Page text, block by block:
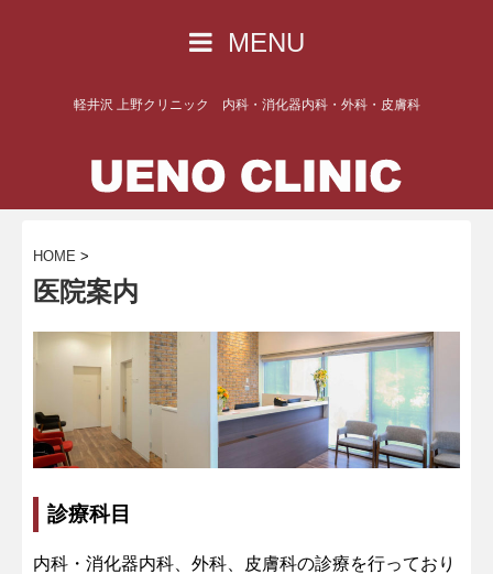
MENU
軽井沢 上野クリニック 内科・消化器内科・外科・皮膚科
HOME >
医院案内
診療科目
内科・消化器内科、外科、皮膚科の診療を行っており